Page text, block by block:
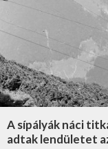
A sípályák náci
adtak lendületet